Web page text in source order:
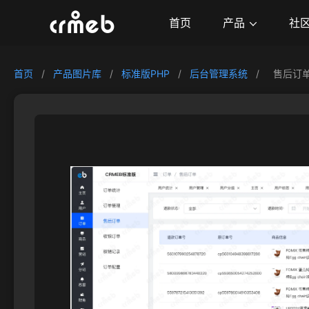
首页 产品 社
首页 / 产品图片库 / 标准版PHP / 后台管理系统 / 售后订